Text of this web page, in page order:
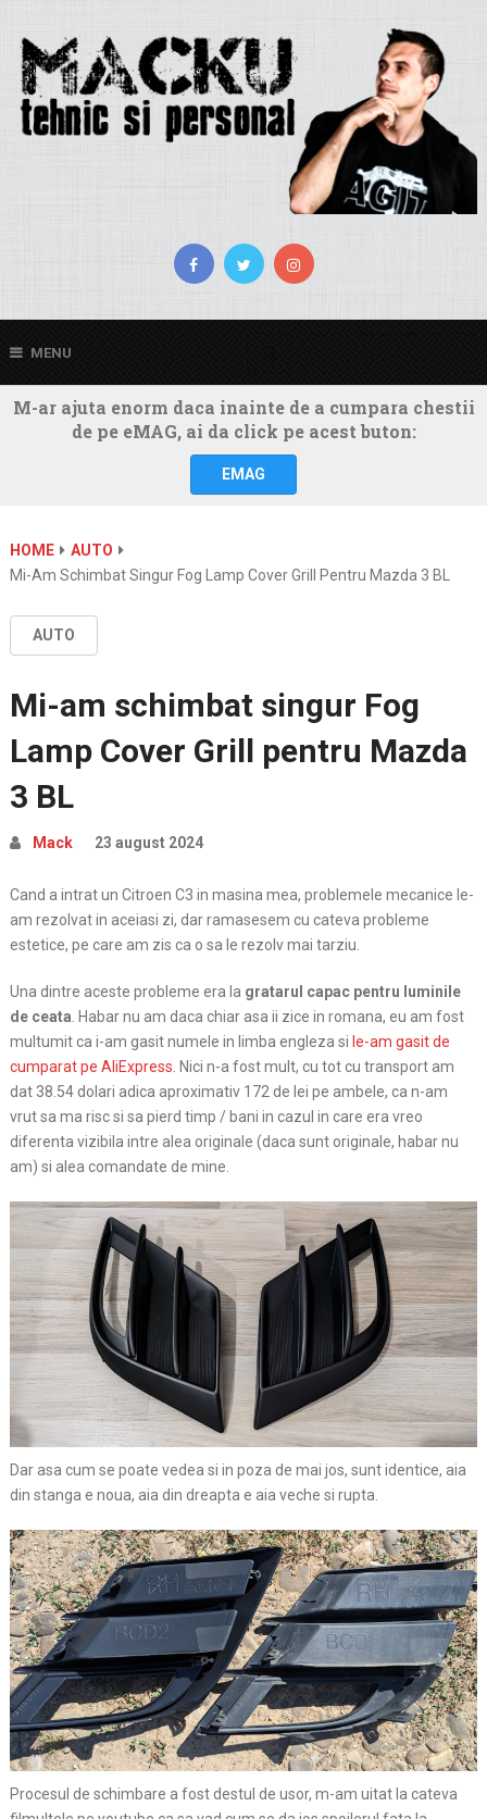
MENU
M-ar ajuta enorm daca inainte de a cumpara chestii
de pe eMAG, ai da click pe acest buton:
EMAG
HOME
AUTO
Mi-Am Schimbat Singur Fog Lamp Cover Grill Pentru Mazda 3 BL
AUTO
Mi-am schimbat singur Fog
Lamp Cover Grill pentru Mazda
3 BL
Mack 23 august 2024
Cand a intrat un Citroen C3 in masina mea, problemele mecanice le-
am rezolvat in aceiasi zi, dar ramasesem cu cateva probleme
estetice, pe care am zis ca o sa le rezolv mai tarziu.
Una dintre aceste probleme era la gratarul capac pentru luminile
de ceata . Habar nu am daca chiar asa ii zice in romana, eu am fost
multumit ca i-am gasit numele in limba engleza si le-am gasit de
cumparat pe AliExpress . Nici n-a fost mult, cu tot cu transport am
dat 38.54 dolari adica aproximativ 172 de lei pe ambele, ca n-am
vrut sa ma risc si sa pierd timp / bani in cazul in care era vreo
diferenta vizibila intre alea originale (daca sunt originale, habar nu
am) si alea comandate de mine.
Dar asa cum se poate vedea si in poza de mai jos, sunt identice, aia
din stanga e noua, aia din dreapta e aia veche si rupta.
Procesul de schimbare a fost destul de usor, m-am uitat la cateva